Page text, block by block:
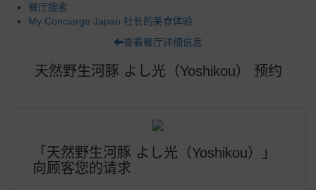
餐厅搜索
My Concierge Japan 社长的美食体验
查看餐厅详细信息
天然野生河豚 よし光（Yoshikou） 预约
「天然野生河豚 よし光（Yoshikou）」
向顾客您的请求